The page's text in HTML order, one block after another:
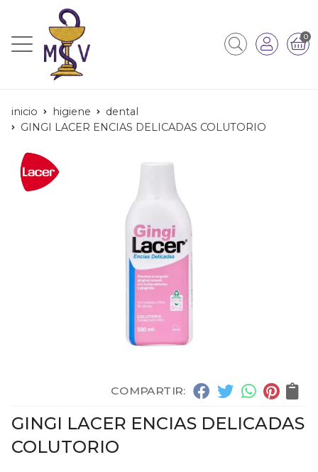
0
inicio higiene
dental
GINGI LACER ENCIAS DELICADAS COLUTORIO
COMPARTIR:
GINGI LACER ENCIAS DELICADAS
COLUTORIO